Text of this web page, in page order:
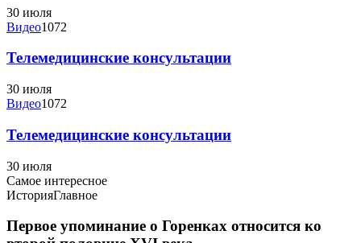
30 июля
Видео1072
Телемедицинские консультации
30 июля
Видео1072
Телемедицинские консультации
30 июля
Самое интересное
ИсторияГлавное
Первое упоминание о Горенках относится ко